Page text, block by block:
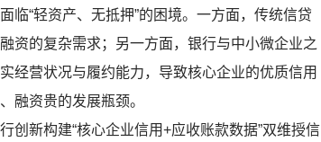
临“轻资产、无抵押”的困境。一方面，传统信贷
资的复杂需求；另一方面，银行与中小微企业之
经营状况与履约能力，导致核心企业的优质信用
融资贵的发展瓶颈。
新构建“核心企业信用+应收账款数据”双维授信